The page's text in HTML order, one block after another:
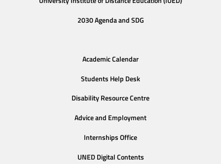
2030 Agenda and SDG
Academic Calendar
Students Help Desk
Disability Resource Centre
Advice and Employment
Internships Office
UNED Digital Contents